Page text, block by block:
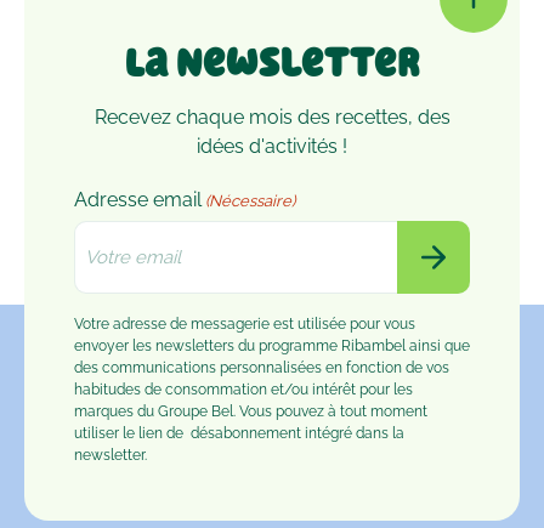
La Newsletter
Recevez chaque mois des recettes, des
idées d'activités !
Adresse email (Nécessaire)
Votre adresse de messagerie est utilisée pour vous
envoyer les newsletters du programme Ribambel ainsi que
des communications personnalisées en fonction de vos
habitudes de consommation et/ou intérêt pour les
marques du Groupe Bel. Vous pouvez à tout moment
utiliser le lien de désabonnement intégré dans la
newsletter.